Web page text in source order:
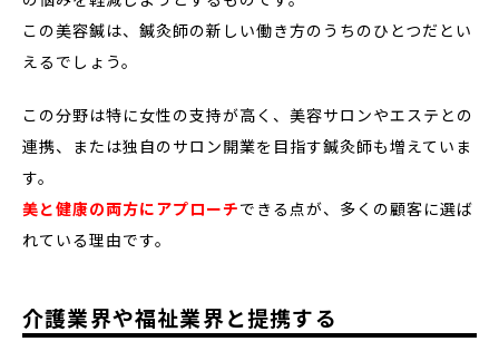
この美容鍼は、鍼灸師の新しい働き方のうちのひとつだとい
えるでしょう。
この分野は特に女性の支持が高く、美容サロンやエステとの
連携、または独自のサロン開業を目指す鍼灸師も増えていま
す。
美と健康の両方にアプローチできる点が、多くの顧客に選ば
れている理由です。
介護業界や福祉業界と提携する